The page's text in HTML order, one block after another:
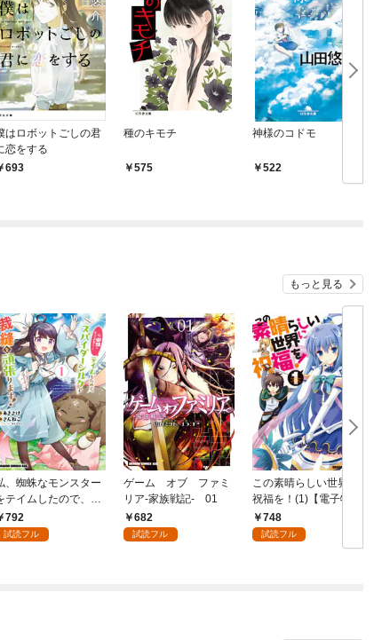
はロボットごしの君
恋をする
693
種のキモチ
575
神様のコドモ
522
もっと見る
、蜘蛛なモンスター
テイムしたので、ス
イダーシルクで裁縫
頑張ります！ 1
792
試読フル
ゲーム オブ ファミ
リア-家族戦記- 01
682
試読フル
この素晴らしい世界に
祝福を！(1)【電子特別
版】748
試読フル